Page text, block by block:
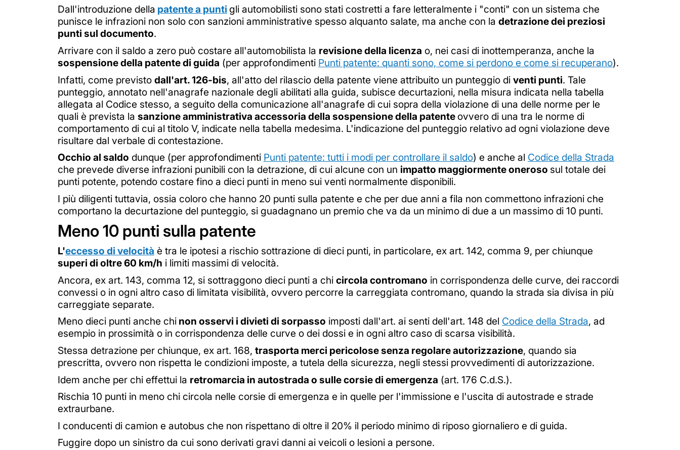
Dall'introduzione della patente a punti gli automobilisti sono stati costretti a fare letteralmente i "conti" con un sistema che
punisce le infrazioni non solo con sanzioni amministrative spesso alquanto salate, ma anche con la detrazione dei preziosi
punti sul documento.
Arrivare con il saldo a zero può costare all'automobilista la revisione della licenza o, nei casi di inottemperanza, anche la
sospensione della patente di guida (per approfondimenti Punti patente: quanti sono, come si perdono e come si recuperano).
Infatti, come previsto dall'art. 126-bis, all'atto del rilascio della patente viene attribuito un punteggio di venti punti. Tale
punteggio, annotato nell'anagrafe nazionale degli abilitati alla guida, subisce decurtazioni, nella misura indicata nella tabella
allegata al Codice stesso, a seguito della comunicazione all'anagrafe di cui sopra della violazione di una delle norme per le
quali è prevista la sanzione amministrativa accessoria della sospensione della patente ovvero di una tra le norme di
comportamento di cui al titolo V, indicate nella tabella medesima. L'indicazione del punteggio relativo ad ogni violazione deve
risultare dal verbale di contestazione.
Occhio al saldo dunque (per approfondimenti Punti patente: tutti i modi per controllare il saldo) e anche al Codice della Strada
che prevede diverse infrazioni punibili con la detrazione, di cui alcune con un impatto maggiormente oneroso sul totale dei
punti potente, potendo costare fino a dieci punti in meno sui venti normalmente disponibili.
I più diligenti tuttavia, ossia coloro che hanno 20 punti sulla patente e che per due anni a fila non commettono infrazioni che
comportano la decurtazione del punteggio, si guadagnano un premio che va da un minimo di due a un massimo di 10 punti.
Meno 10 punti sulla patente
L'eccesso di velocità è tra le ipotesi a rischio sottrazione di dieci punti, in particolare, ex art. 142, comma 9, per chiunque
superi di oltre 60 km/h i limiti massimi di velocità.
Ancora, ex art. 143, comma 12, si sottraggono dieci punti a chi circola contromano in corrispondenza delle curve, dei raccordi
convessi o in ogni altro caso di limitata visibilità, ovvero percorre la carreggiata contromano, quando la strada sia divisa in più
carreggiate separate.
Meno dieci punti anche chi non osservi i divieti di sorpasso imposti dall'art. ai senti dell'art. 148 del Codice della Strada, ad
esempio in prossimità o in corrispondenza delle curve o dei dossi e in ogni altro caso di scarsa visibilità.
Stessa detrazione per chiunque, ex art. 168, trasporta merci pericolose senza regolare autorizzazione, quando sia
prescritta, ovvero non rispetta le condizioni imposte, a tutela della sicurezza, negli stessi provvedimenti di autorizzazione.
Idem anche per chi effettui la retromarcia in autostrada o sulle corsie di emergenza (art. 176 C.d.S.).
Rischia 10 punti in meno chi circola nelle corsie di emergenza e in quelle per l'immissione e l'uscita di autostrade e strade
extraurbane.
I conducenti di camion e autobus che non rispettano di oltre il 20% il periodo minimo di riposo giornaliero e di guida.
Fuggire dopo un sinistro da cui sono derivati gravi danni ai veicoli o lesioni a persone.